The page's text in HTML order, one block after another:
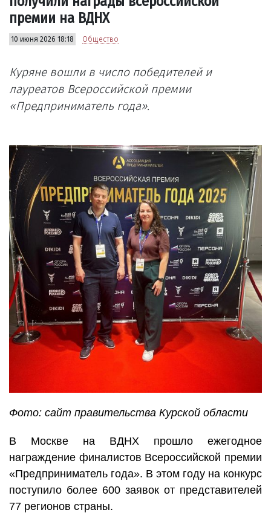
премии на ВДНХ
10 июня 2026 18:18 Общество
Куряне вошли в число победителей и
лауреатов Всероссийской премии
«Предприниматель года».
Фото: сайт правительства Курской области
В Москве на ВДНХ прошло ежегодное
награждение финалистов Всероссийской премии
«Предприниматель года». В этом году на конкурс
поступило более 600 заявок от представителей
77 регионов страны.